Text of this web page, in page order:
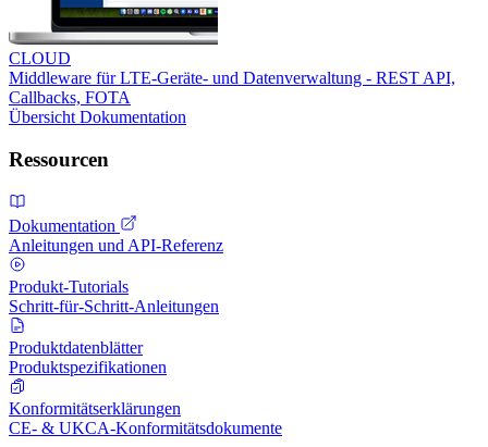
CLOUD
Middleware für LTE-Geräte- und Datenverwaltung - REST API,
Callbacks, FOTA
Übersicht Dokumentation
Ressourcen
Dokumentation
Anleitungen und API-Referenz
Produkt-Tutorials
Schritt-für-Schritt-Anleitungen
Produktdatenblätter
Produktspezifikationen
Konformitätserklärungen
CE- & UKCA-Konformitätsdokumente